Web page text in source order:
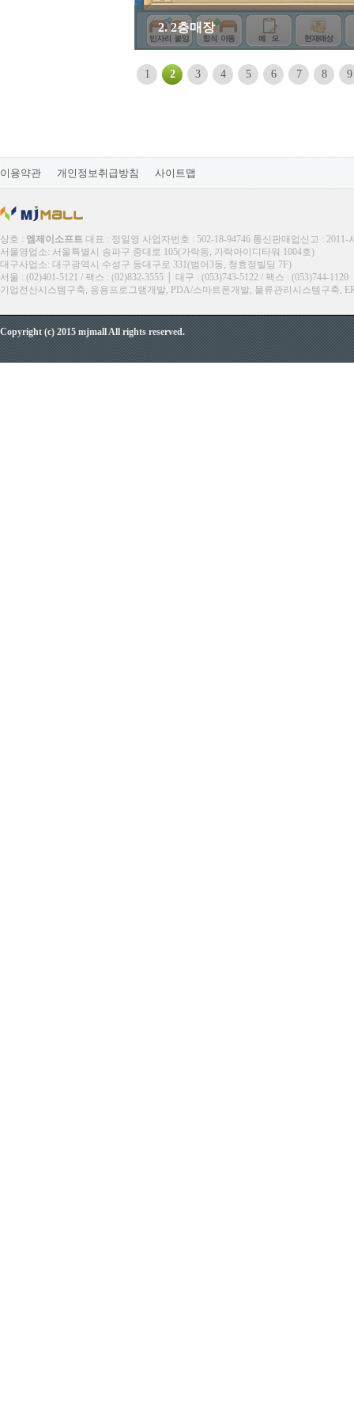
2. 2층매장
1 2 3 4 5 6 7 8 9
이용약관 개인정보취급방침 사이트맵
상호 : 엠제이소프트 대표 : 정일영 사업자번호 : 502-18-94746 통신판매업신고 : 2011-
서울영업소: 서울특별시 송파구 중대로 105(가락동, 가락아이디타워 1004호)
대구사업소: 대구광역시 수성구 동대구로 331(범어3동, 청효정빌딩 7F)
서울 : (02)401-5121 / 팩스 : (02)832-3555 │ 대구 : (053)743-5122 / 팩스 : (053)744-1120
기업전산시스템구축, 응용프로그램개발, PDA/스마트폰개발, 물류관리시스템구축,
Copyright (c) 2015 mjmall All rights reserved.